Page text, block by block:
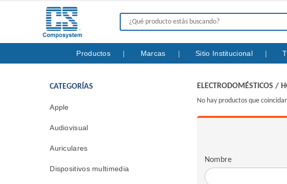
Productos Marcas Sitio Institucional
CATEGORÍAS
Apple
Audiovisual
Auriculares
Dispositivos multimedia
ELECTRODOMÉSTICOS /
No hay productos que
Nombre